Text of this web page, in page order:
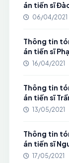
án tiến sĩ
06/04/2021
Thông tin
án tiến sĩ
16/04/2021
Thông tin
án tiến sĩ
13/05/2021
Thông tin
án tiến sĩ
17/05/2021